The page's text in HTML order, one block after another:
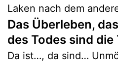
Laken nach dem
Das Überleben,
des Todes sind die
Da ist…, da sind…